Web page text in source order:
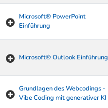
Microsoft® PowerPoint
Einführung
Microsoft® Outlook Einführung
Grundlagen des Webcodings -
Vibe Coding mit generativer KI